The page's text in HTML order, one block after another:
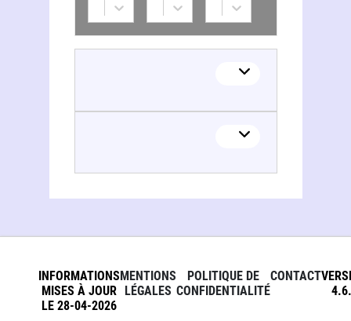
INFORMATIONS
MISES À JOUR
LE 28-04-2026
MENTIONS
LÉGALES
POLITIQUE DE
CONFIDENTIALITÉ
CONTACT